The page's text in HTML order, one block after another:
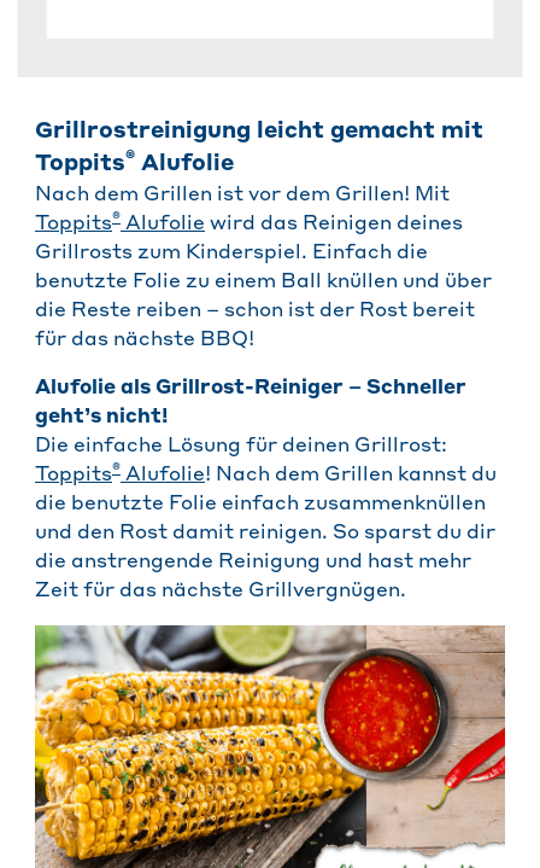
Grillrostreinigung leicht gemacht mit
Toppits® Alufolie
Nach dem Grillen ist vor dem Grillen! Mit
Toppits® Alufolie wird das Reinigen deines
Grillrosts zum Kinderspiel. Einfach die
benutzte Folie zu einem Ball knüllen und über
die Reste reiben – schon ist der Rost bereit
für das nächste BBQ!
Alufolie als Grillrost-Reiniger – Schneller
geht’s nicht!
Die einfache Lösung für deinen Grillrost:
Toppits® Alufolie! Nach dem Grillen kannst du
die benutzte Folie einfach zusammenknüllen
und den Rost damit reinigen. So sparst du dir
die anstrengende Reinigung und hast mehr
Zeit für das nächste Grillvergnügen.